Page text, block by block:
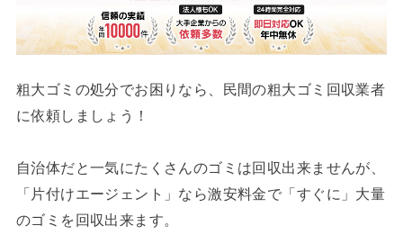
粗大ゴミの処分でお困りなら、民間の粗大ゴミ回収業者
に依頼しましょう！
自治体だと一気にたくさんのゴミは回収出来ませんが、
「片付けエージェント」なら激安料金で「すぐに」大量
のゴミを回収出来ます。